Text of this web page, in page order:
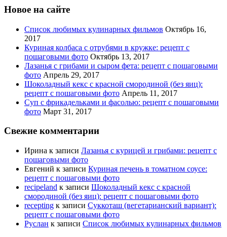
Новое на сайте
Список любимых кулинарных фильмов Октябрь 16,
2017
Куриная колбаса с отрубями в кружке: рецепт с
пошаговыми фото Октябрь 13, 2017
Лазанья с грибами и сыром фета: рецепт с пошаговыми
фото Апрель 29, 2017
Шоколадный кекс с красной смородиной (без яиц):
рецепт с пошаговыми фото Апрель 11, 2017
Суп с фрикадельками и фасолью: рецепт с пошаговыми
фото Март 31, 2017
Свежие комментарии
Ирина к записи Лазанья с курицей и грибами: рецепт с
пошаговыми фото
Евгений к записи Куриная печень в томатном соусе:
рецепт с пошаговыми фото
recipeland к записи Шоколадный кекс с красной
смородиной (без яиц): рецепт с пошаговыми фото
recepting к записи Суккоташ (вегетарианский вариант):
рецепт с пошаговыми фото
Руслан к записи Список любимых кулинарных фильмов